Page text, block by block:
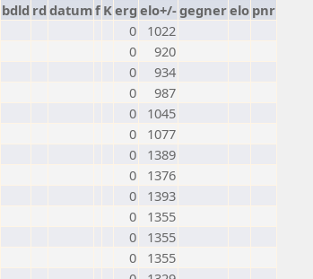
bdld rd datumf Kerg elo+/-gegnerelo pnr
0
1022
0
920
0
934
0
987
0
1045
0
1077
0
1389
0
1376
0
1393
0
1355
0
1355
0
1355